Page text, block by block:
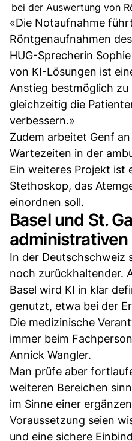
bei der Auswertung von
«Die Notaufnahme
Röntgenaufnahmen
HUG-Sprecherin
von KI-Lösungen ist
Anstieg bestmöglich
gleichzeitig die
verbessern.»
Zudem arbeitet Genf
Wartezeiten in der
Ein weiteres Projekt ist
Stethoskop, das
einordnen soll.
Basel und St.
In der Deutschschweiz
noch zurückhaltender.
Basel wird KI in klar
genutzt, etwa bei der
Die medizinische
immer beim
Annick Wangler.
Man prüfe aber
weiteren Bereichen
im Sinne einer
Voraussetzung seien
und eine sichere